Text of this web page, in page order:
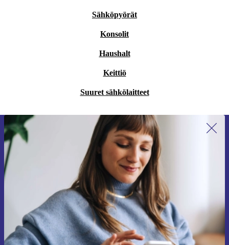
Sähköpyörät
Konsolit
Haushalt
Keittiö
Suuret sähkölaitteet
Liity ensimmäistä kertaa uutiskirjeen
tilaajaksi ja säästä 15 €!
Älä missaa enää yhtäkään tarjousta.
Pyydä etukuponki
Lisätietoja henkilötietojen käytöstä löydättietosuojaselosteestamme.